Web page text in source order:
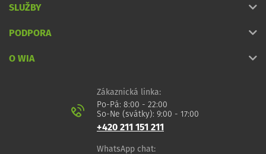
SLUŽBY
PODPORA
O WIA
Zákaznická linka:
Po-Pá: 8:00 - 22:00
So-Ne (svátky): 9:00 - 17:00
+420 211 151 211
WhatsApp chat: